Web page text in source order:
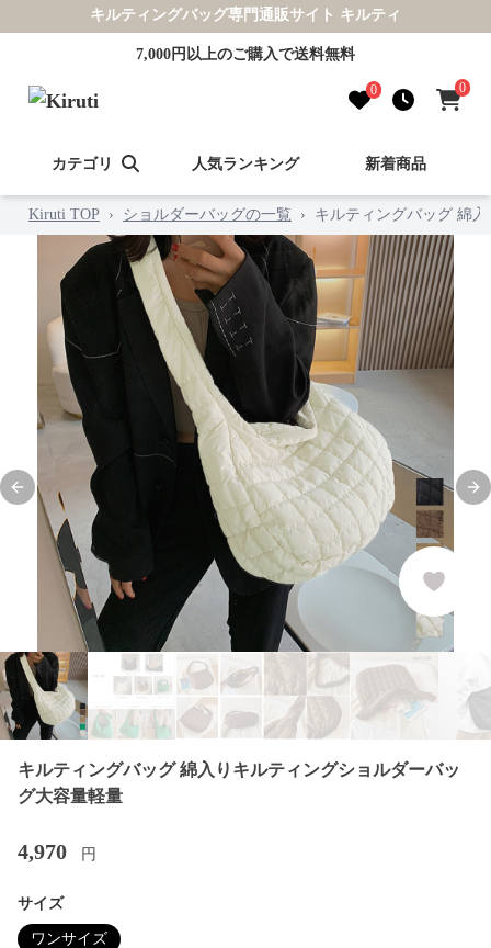
キルティングバッグ専門通販サイト キルティ
7,000円以上のご購入で送料無料
0 0
カテゴリ 人気ランキング 新着商品
Kiruti TOP › ショルダーバッグの一覧 › キルティングバッグ 綿
Previous slide
キルティングバッグ 綿入りキルティングショルダーバッ
グ大容量軽量
4,970 円
サイズ
ワンサイズ